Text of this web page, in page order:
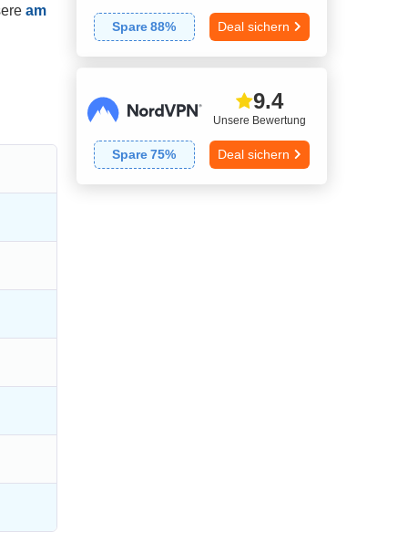
am
Spare 88% Deal sichern
Unsere Bewertung
9.4
Spare 75% Deal sichern